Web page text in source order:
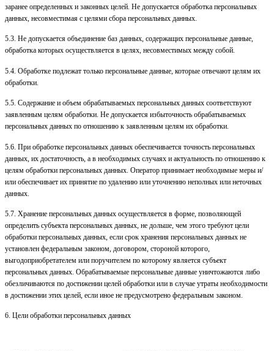
заранее определенных и законных целей. Не допускается обработка персональных
данных, несовместимая с целями сбора персональных данных.
5.3. Не допускается объединение баз данных, содержащих персональные данные,
обработка которых осуществляется в целях, несовместимых между собой.
5.4. Обработке подлежат только персональные данные, которые отвечают целям их
обработки.
5.5. Содержание и объем обрабатываемых персональных данных соответствуют
заявленным целям обработки. Не допускается избыточность обрабатываемых
персональных данных по отношению к заявленным целям их обработки.
5.6. При обработке персональных данных обеспечивается точность персональных
данных, их достаточность, а в необходимых случаях и актуальность по отношению к
целям обработки персональных данных. Оператор принимает необходимые меры и/
или обеспечивает их принятие по удалению или уточнению неполных или неточных
данных.
5.7. Хранение персональных данных осуществляется в форме, позволяющей
определить субъекта персональных данных, не дольше, чем этого требуют цели
обработки персональных данных, если срок хранения персональных данных не
установлен федеральным законом, договором, стороной которого,
выгодоприобретателем или поручителем по которому является субъект
персональных данных. Обрабатываемые персональные данные уничтожаются либо
обезличиваются по достижении целей обработки или в случае утраты необходимости
в достижении этих целей, если иное не предусмотрено федеральным законом.
6. Цели обработки персональных данных